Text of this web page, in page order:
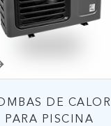
DE CALOR
PARA PISCINA